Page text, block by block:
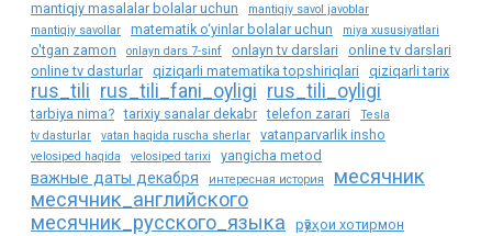
mantiqiy masalalar bolalar uchun
mantiqiy savol javoblar
mantiqiy savollar
matematik o‘yinlar bolalar uchun miya xususiyatlari
o'tgan zamon onlayn dars 7-sinf onlayn tv darslari
online tv darslari
online tv dasturlar qiziqarli matematika topshiriqlari qiziqarli tarix
rus_tili rus_tili_fani_oyligi rus_tili_oyligi
tarbiya nima? tarixiy sanalar dekabr telefon zarari
Tesla
tv dasturlar
vatan haqida ruscha sherlar vatanparvarlik insho
velosiped haqida velosiped tarixi yangicha metod
важные даты декабря интересная история
месячник
месячник_английского
месячник_русского_языка
рӯзҳои хотирмон